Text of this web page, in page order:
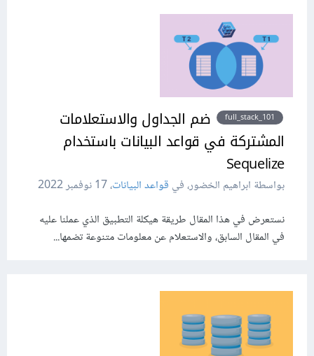
full_stack_101
ضم الجداول والاستعلامات
المشتركة في قواعد البيانات باستخدام
Sequelize
بواسطة ابراهيم الخضور، في قواعد البيانات،17 نوفمبر 2022
نستعرض في هذا المقال طريقة هيكلة التطبيق الذي عملنا عليه
في المقال السابق، والاستعلام عن معلومات متنوعة تضمها...